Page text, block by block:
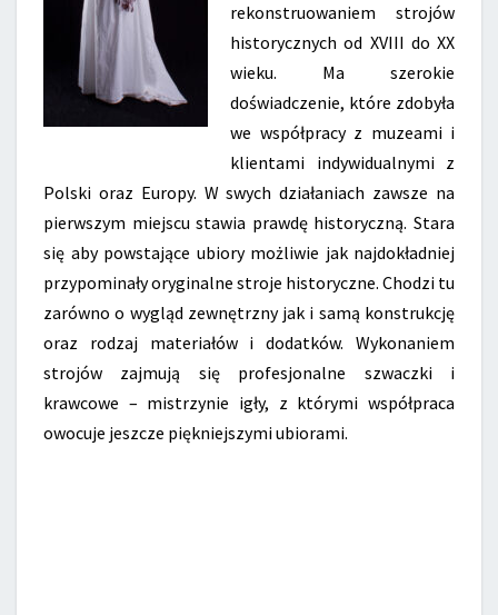
rekonstruowaniem strojów
historycznych od XVIII do XX
wieku. Ma szerokie
doświadczenie, które zdobyła
we współpracy z muzeami i
klientami indywidualnymi z
Polski oraz Europy. W swych działaniach zawsze na
pierwszym miejscu stawia prawdę historyczną. Stara
się aby powstające ubiory możliwie jak najdokładniej
przypominały oryginalne stroje historyczne. Chodzi tu
zarówno o wygląd zewnętrzny jak i samą konstrukcję
oraz rodzaj materiałów i dodatków. Wykonaniem
strojów zajmują się profesjonalne szwaczki i
krawcowe – mistrzynie igły, z którymi współpraca
owocuje jeszcze piękniejszymi ubiorami.